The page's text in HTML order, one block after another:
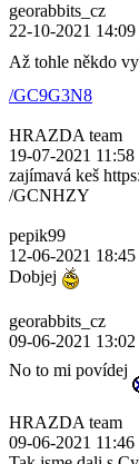
georabbits_cz
22-10-2021 14:09
Až tohle někdo
/GC9G3N8
HRAZDA team
19-07-2021 11:58
zajímavá keš
/GCNHZY
pepik99
12-06-2021 18:45
Dobjej
georabbits_cz
09-06-2021 13:02
No to mi povídej
HRAZDA team
09-06-2021 11:46